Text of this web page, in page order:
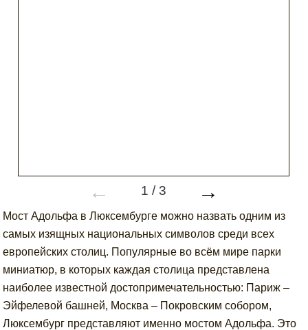
← 1 /3 →
Мост Адольфа в Люксембурге можно назвать одним из
самых изящных национальных символов среди всех
европейских столиц. Популярные во всём мире парки
миниатюр, в которых каждая столица представлена
наиболее известной достопримечательностью: Париж –
Эйфелевой башней, Москва – Покровским собором,
Люксембург представляют именно мостом Адольфа. Это